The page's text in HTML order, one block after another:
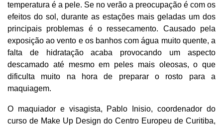
temperatura é a pele. Se no verão a preocupação é com os
efeitos do sol, durante as estações mais geladas um dos
principais problemas é o ressecamento. Causado pela
exposição ao vento e os banhos com água muito quente, a
falta de hidratação acaba provocando um aspecto
descamado até mesmo em peles mais oleosas, o que
dificulta muito na hora de preparar o rosto para a
maquiagem.
O maquiador e visagista, Pablo Inisio, coordenador do
curso de Make Up Design do Centro Europeu de Curitiba,